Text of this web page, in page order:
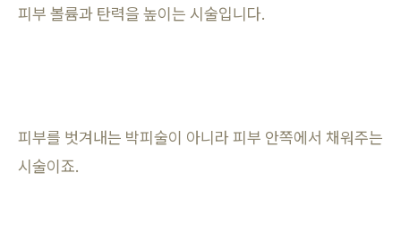
피부 볼륨과 탄력을 높이는 시술입니다.
피부를 벗겨내는 박피술이 아니라 피부 안쪽에서 채워주는
시술이죠.